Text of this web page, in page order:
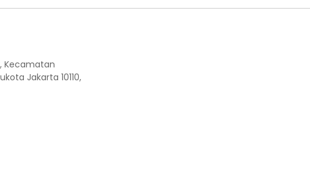
Kecamatan
Jakarta 10110,